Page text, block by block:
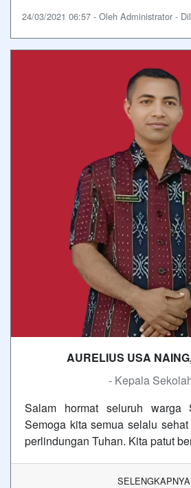
24/03/2021 06:57 - Oleh Administrator -
AURELIUS USA
- Kepala
Salam hormat seluruh warga
Semoga kita semua selalu
perlindungan Tuhan. Kita patut
SELENGKAPNYA